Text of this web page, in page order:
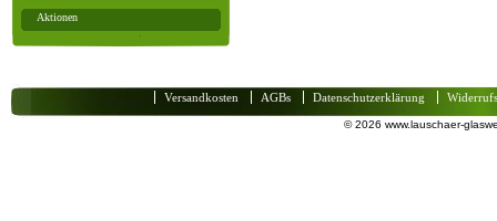
Aktionen
Versandkosten AGBs Datenschutzerklärung
© 2026 www.lauschaer-